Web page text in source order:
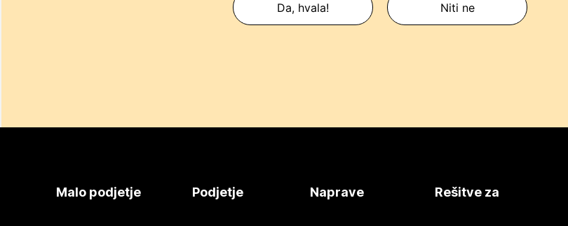
Da, hvala! Niti ne
Malo podjetje Podjetje Naprave Rešitve za